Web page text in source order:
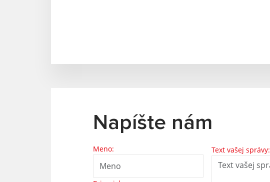
Napíšte nám
Meno: Text vašej správy: